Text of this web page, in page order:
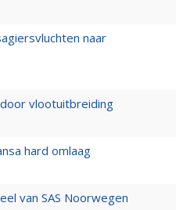
naar
vlootuitbreiding
hard omlaag
van SAS Noorwegen